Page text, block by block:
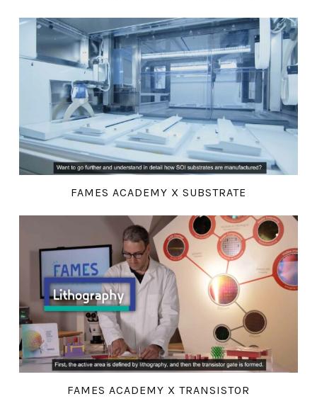
FAMES ACADEMY X SUBSTRATE
FAMES ACADEMY X TRANSISTOR